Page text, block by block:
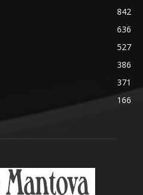
842
636
527
386
371
166